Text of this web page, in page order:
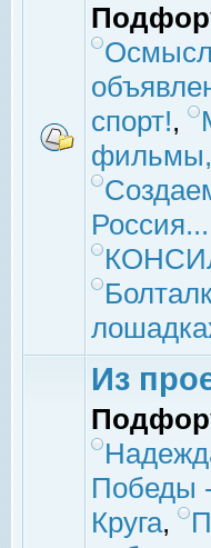
спорт!,
фильмы,
Россия...
Из
Победы
Круга,